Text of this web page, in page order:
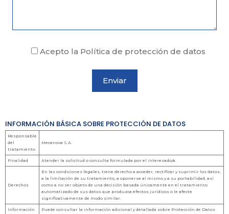
Acepto la Política de protección de datos
INFORMACIÓN BÁSICA SOBRE PROTECCIÓN DE DATOS
Responsable
del
tratamiento
Mecanova S.A.
Finalidad Atender la solicitud o consulta formulada por el interesado/a.
Derechos
En las condiciones legales, tiene derecho a acceder, rectificar y suprimir los datos,
a la limitación de su tratamiento, a oponerse al mismo y a su portabilidad, así
como a no ser objeto de una decisión basada únicamente en el tratamiento
automatizado de sus datos que produzca efectos jurídicos o le afecte
significativamente de modo similar.
Información
Puede consultar la información adicional y detallada sobre Protección de Datos